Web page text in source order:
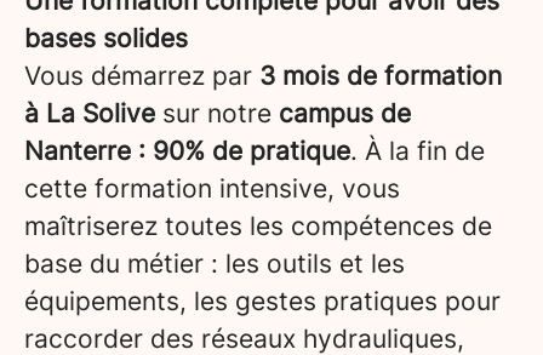
bases solides
Vous démarrez par 3 mois de formation
à La Solive sur notre campus de
Nanterre : 90% de pratique. À la fin de
cette formation intensive, vous
maîtriserez toutes les compétences de
base du métier : les outils et les
équipements, les gestes pratiques pour
raccorder des réseaux hydrauliques,